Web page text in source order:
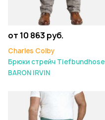
от 10 863 руб.
Charles Colby
Брюки стрейч Tiefbundhose
BARON IRVIN